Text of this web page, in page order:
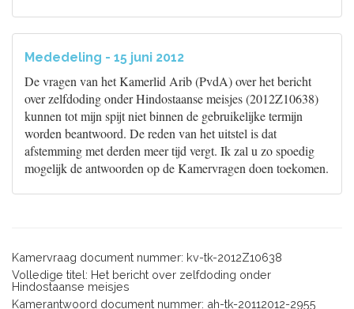
Mededeling - 15 juni 2012
De vragen van het Kamerlid Arib (PvdA) over het bericht
over zelfdoding onder Hindostaanse meisjes (2012Z10638)
kunnen tot mijn spijt niet binnen de gebruikelijke termijn
worden beantwoord. De reden van het uitstel is dat
afstemming met derden meer tijd vergt. Ik zal u zo spoedig
mogelijk de antwoorden op de Kamervragen doen toekomen.
Kamervraag document nummer: kv-tk-2012Z10638
Volledige titel: Het bericht over zelfdoding onder
Hindostaanse meisjes
Kamerantwoord document nummer: ah-tk-20112012-2955